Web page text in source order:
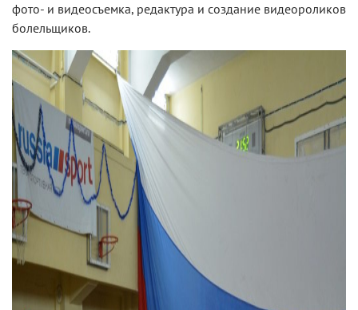
фото- и видеосъемка, редактура и создание видеороликов
болельщиков.